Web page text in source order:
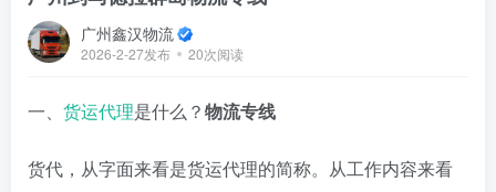
广州鑫汉物流
2026-2-27发布 20次阅读
一、 货运代理是什么？物流专线
货代，从字面来看是货运代理的简称。从工作内容来看